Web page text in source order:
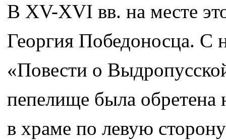
В XV-XVI вв. на месте
Георгия Победоносца. С
«Повести о
пепелище была обретена
в храме по левую